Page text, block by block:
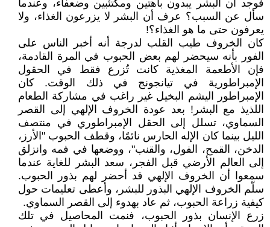
فوجد أن البشر يبدون باهتين ومكتئبين وضعفاء، وعندما
سأل عن السبب؟ عرف أن البشر لا يزرعون الغذاء، ولا
يعرفون حتى ما هو الغذاء؟!
كان الخروف طيب القلب لدرجة أنه أخبر الناس على
الفور بأنه سيحضر لهم بعض الحبوب في المرة القادمة،
فإن الأطعمة المغذية كانت تُزرع فقط في الحقول
الإمبراطورية في تيانجونج في ذلك الوقت. كان
الإمبراطور اليشم البخيل غير راغب في مشاركة الطعام
اللذيذ مع البشر! بعد عودة الخروف الإلهي إلى القصر
السماوي، تسلل إلى الحقل الإمبراطوري في منتصف
الليل بينما كان الإله الحارس نائمًا، وقطف الحبوب "الأرز،
الدخن، القمح، الفول، والقنب"، ووضعها في فمه وانزلق
إلى العالم الأرضي قبل الفجر، سعد البشر للغاية عندما
سمعوا أن الخروف الإلهي قد أحضر لهم بذور الحبوب.
سلّم الخروف الإلهي البذور للبشر، وأعطى تعليمات حول
كيفية زراعة الحبوب، ثم عاد بهدوء إلى القصر السماوي.
زرع الإنسان بذور الحبوب، فنمت المحاصيل في تلك